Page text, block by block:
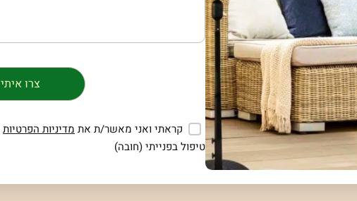
קראתי ואני מאשר/ת אתמדיניות הפרטיות
טיפול בפנייתי (חובה)